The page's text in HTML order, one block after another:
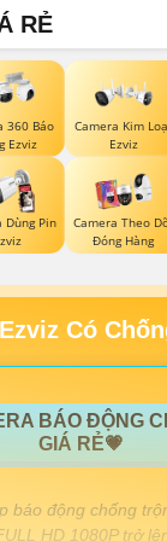
RẺ
360 Báo
Ezviz
Camera Kim
Ezviz
Dùng Pin
Camera Theo
Đóng Hàng
Có
BÁO ĐỘNG
GIÁ RẺ💗
báo động chống
HD 1080P trở